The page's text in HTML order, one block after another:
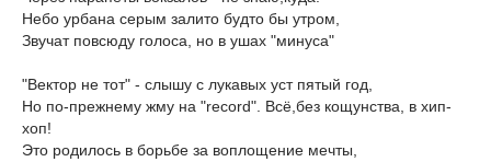
Небо урбана серым залито будто бы утром,
Звучат повсюду голоса, но в ушах "минуса"
"Вектор не тот" - слышу с лукавых уст пятый год,
Но по-прежнему жму на "record". Всё,без кощунства, в хип-
хоп!
Это родилось в борьбе за воплощение мечты,